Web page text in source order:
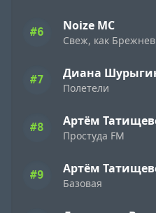
#6 Noize MC
Свеж, как Брежнев
#7
Полетели
#8
Простуда FM
#9
Базовая